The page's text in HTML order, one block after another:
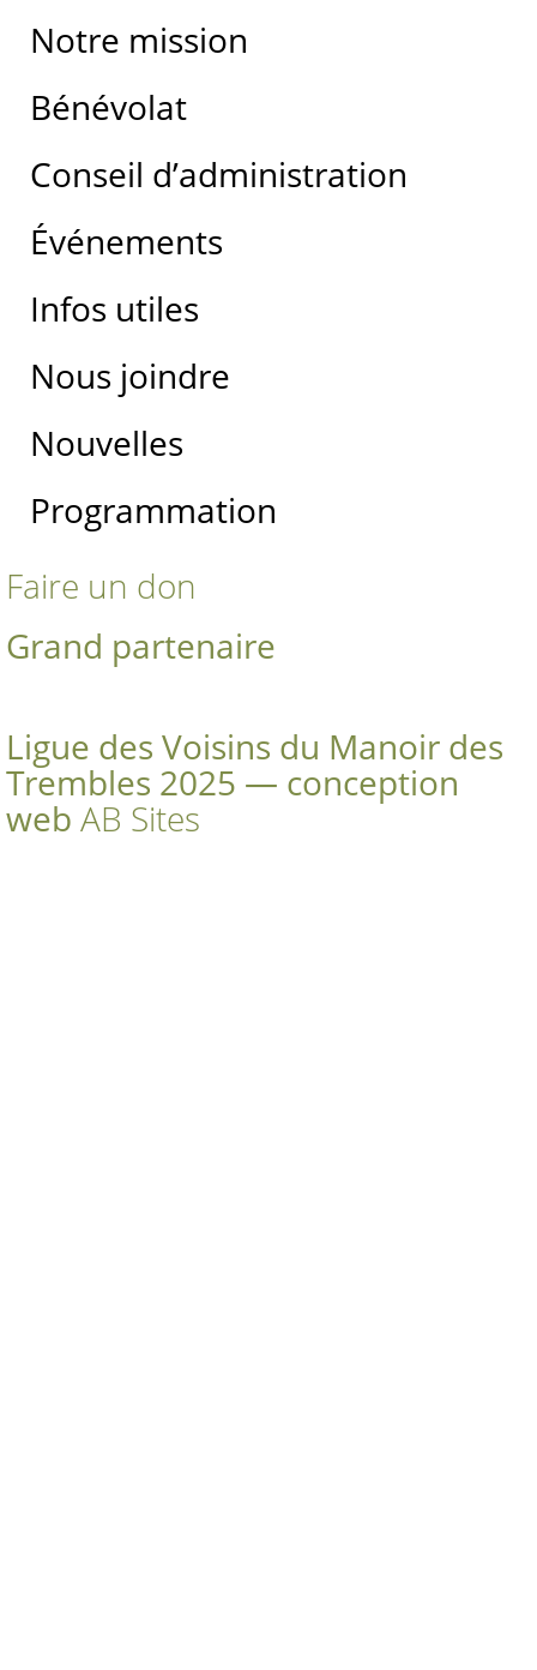
Notre mission
Bénévolat
Conseil d’administration
Événements
Infos utiles
Nous joindre
Nouvelles
Programmation
Faire un don
Grand partenaire
Ligue des Voisins du Manoir des
Trembles 2025 — conception
web AB Sites